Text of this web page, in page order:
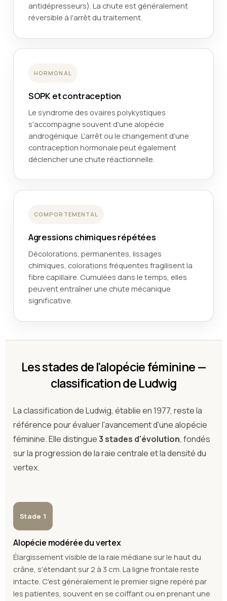
antidépresseurs). La chute est généralement
réversible à l'arrêt du traitement.
HORMONAL
SOPK et contraception
Le syndrome des ovaires polykystiques
s'accompagne souvent d'une alopécie
androgénique. L'arrêt ou le changement d'une
contraception hormonale peut également
déclencher une chute réactionnelle.
COMPORTEMENTAL
Agressions chimiques répétées
Décolorations, permanentes, lissages
chimiques, colorations fréquentes fragilisent la
fibre capillaire. Cumulées dans le temps, elles
peuvent entraîner une chute mécanique
significative.
Les stades de l'alopécie féminine —
classification de Ludwig
La classification de Ludwig, établie en 1977, reste la
référence pour évaluer l'avancement d'une alopécie
féminine. Elle distingue3 stades d'évolution, fondés
sur la progression de la raie centrale et la densité du
vertex.
Stade 1
Alopécie modérée du vertex
Élargissement visible de la raie médiane sur le haut du
crâne, s'étendant sur 2 à 3 cm. La ligne frontale reste
intacte. C'est généralement le premier signe repéré par
les patientes, souvent en se coiffant ou en prenant une